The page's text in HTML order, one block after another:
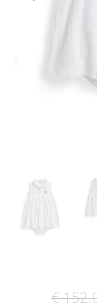
€